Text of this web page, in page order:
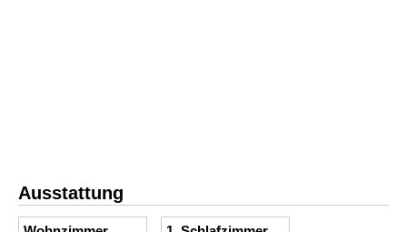
Ausstattung